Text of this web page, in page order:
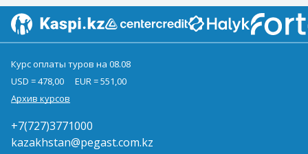
Курс оплаты туров на 08.08
USD = 478,00
EUR = 551,00
Архив курсов
+7(727)3771000
kazakhstan@pegast.com.kz